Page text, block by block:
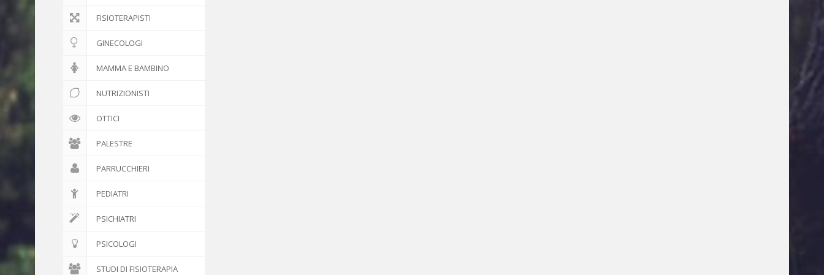
FISIOTERAPISTI
GINECOLOGI
MAMMA E BAMBINO
NUTRIZIONISTI
OTTICI
PALESTRE
PARRUCCHIERI
PEDIATRI
PSICHIATRI
PSICOLOGI
STUDI DI FISIOTERAPIA